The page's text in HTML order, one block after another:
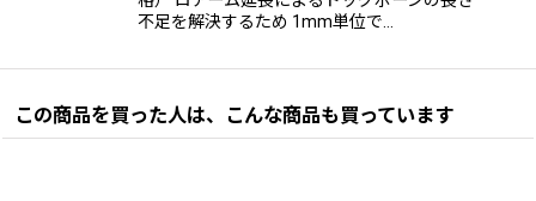
不足を解決するため 1mm単位で…
この商品を買った人は、こんな商品も買っています